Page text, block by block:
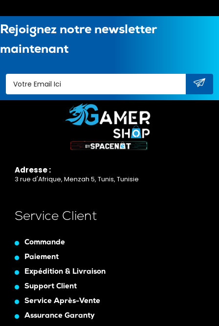
Rejoignez notre newsletter
maintenant
Adresse :
3 rue d'Afrique, Menzah 5, Tunis, Tunisie
Service Client
Commande
Paiement
Expédition & Livraison
Support Client
Service Après-Vente
Assurance Garanty